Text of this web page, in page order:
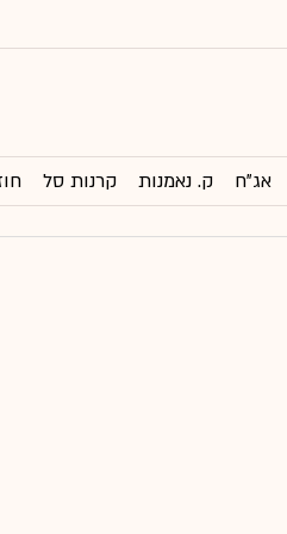
אג"ח ק. נאמנות קרנות סל